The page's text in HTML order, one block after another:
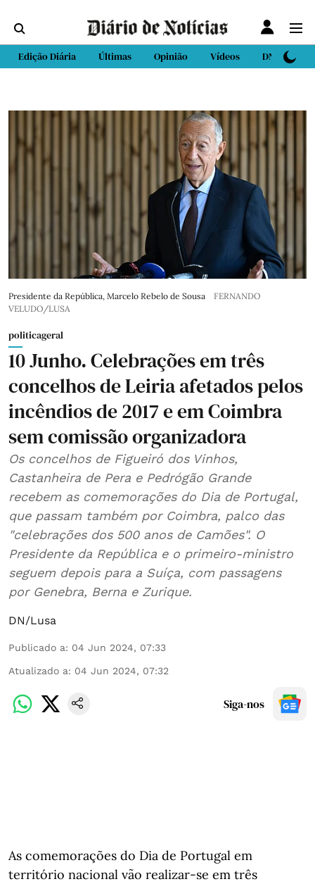
Edição Diária Últimas Opinião Vídeos DN Sport
Presidente da República, Marcelo Rebelo de Sousa
FERNANDO
VELUDO/LUSA
politicageral
10 Junho. Celebrações em três
concelhos de Leiria afetados pelos
incêndios de 2017 e em Coimbra
sem comissão organizadora
Os concelhos de Figueiró dos Vinhos,
Castanheira de Pera e Pedrógão Grande
recebem as comemorações do Dia de Portugal,
que passam também por Coimbra, palco das
"celebrações dos 500 anos de Camões". O
Presidente da República e o primeiro-ministro
seguem depois para a Suíça, com passagens
por Genebra, Berna e Zurique.
DN/Lusa
Publicado a: 04 Jun 2024, 07:33
Atualizado a: 04 Jun 2024, 07:32
Siga-nos
As comemorações do Dia de Portugal em
território nacional vão realizar-se em três